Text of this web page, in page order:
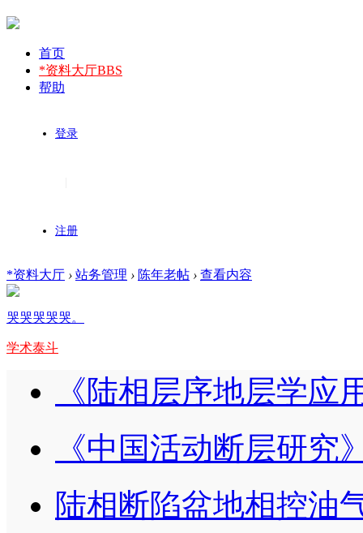
首页
*资料大厅BBS
帮助
登录
注册
*资料大厅 › 站务管理 › 陈年老帖 › 查看内容
哭哭哭哭哭。
学术泰斗
《陆相层序地层学应
《中国活动断层研究
陆相断陷盆地相控油